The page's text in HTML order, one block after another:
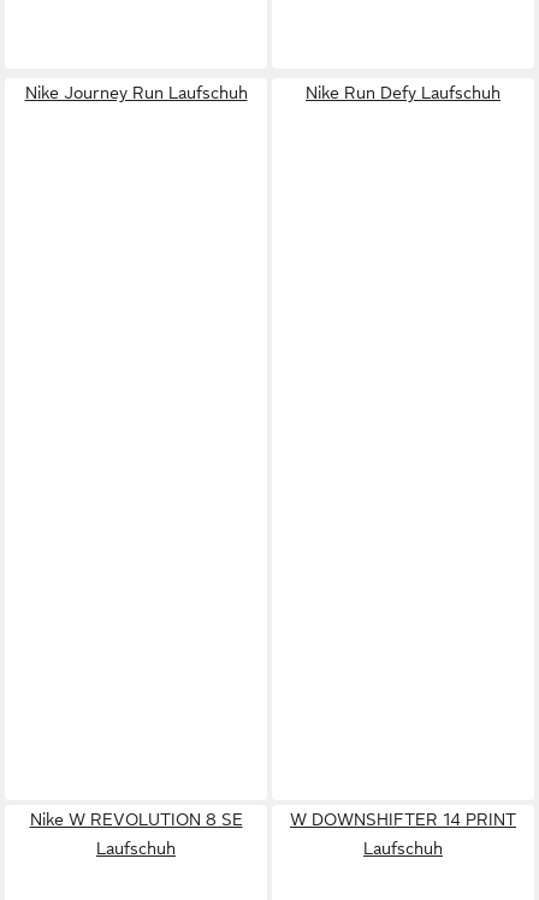
Nike Journey Run Laufschuh Nike Run Defy Laufschuh
Nike W REVOLUTION 8 SE
Laufschuh
W DOWNSHIFTER 14 PRINT
Laufschuh